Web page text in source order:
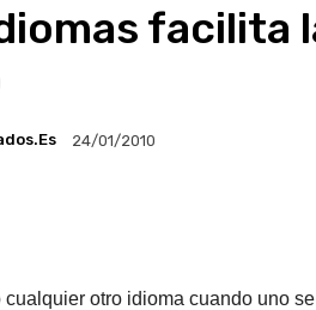
facilita
24/01/2010
otro idioma cuando uno